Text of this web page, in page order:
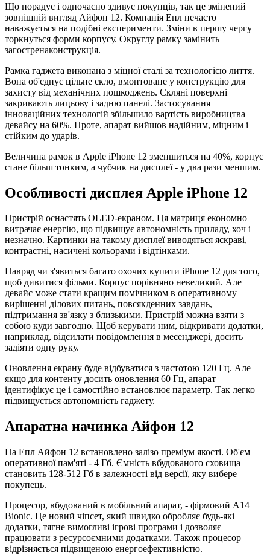
Що порадує і одночасно здивує покупців, так це змінений
зовнішній вигляд Айфон 12. Компанія Епл нечасто
наважується на подібні експерименти. Зміни в першу чергу
торкнуться форми корпусу. Округлу рамку замінить
загостренаконструкція.
Рамка гаджета виконана з міцної сталі за технологією лиття.
Вона об'єднує цільне скло, вмонтоване у конструкцію для
захисту від механічних пошкоджень. Скляні поверхні
закривають лицьову і задню панелі. Застосування
інноваційних технологій збільшило вартість виробництва
девайсу на 60%. Проте, апарат вийшов надійним, міцним і
стійким до ударів.
Величина рамок в Apple iPhone 12 зменшиться на 40%, корпус
стане більш тонким, а чубчик на дисплеї - у два рази меншим.
Особливості дисплея Apple iPhone 12
Пристрій оснастять OLED-екраном. Ця матриця економно
витрачає енергію, що підвищує автономність приладу, хоч і
незначно. Картинки на такому дисплеї виводяться яскраві,
контрастні, насичені кольорами і відтінками.
Навряд чи з'явиться багато охочих купити iPhone 12 для того,
щоб дивитися фільми. Корпус порівняно невеликий. Але
девайс може стати кращим помічником в оперативному
вирішенні ділових питань, повсякденних завдань,
підтримання зв'язку з близькими. Пристрій можна взяти з
собою куди завгодно. Щоб керувати ним, відкривати додатки,
наприклад, відсилати повідомлення в месенджері, досить
задіяти одну руку.
Оновлення екрану буде відбуватися з частотою 120 Гц. Але
якщо для контенту досить оновлення 60 Гц, апарат
ідентифікує це і самостійно встановлює параметр. Так легко
підвищується автономність гаджету.
Апаратна начинка Айфон 12
На Епл Айфон 12 встановлено залізо преміум якості. Об'єм
оперативної пам'яті - 4 Гб. Ємність вбудованого сховища
становить 128-512 Гб в залежності від версії, яку вибере
покупець.
Процесор, вбудований в мобільний апарат, - фірмовий A14
Bionic. Це новий чіпсет, який швидко обробляє будь-які
додатки, тягне вимогливі ігрові програми і дозволяє
працювати з ресурсоємними додатками. Також процесор
відрізняється підвищеною енергоефективністю.